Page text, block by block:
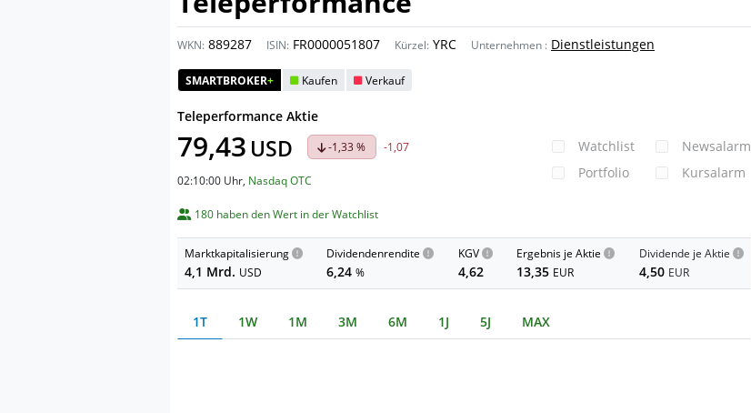
WKN: 889287 ISIN: FR0000051807 Kürzel: YRC Unternehmen : Dienstleistungen
SMARTBROKER+ Kaufen Verkauf
Teleperformance Aktie
79,43 USD -1,33 % -1,07
02:10:00 Uhr, Nasdaq OTC
Watchlist
Portfolio
Newsalarm
Kursalarm
180 haben den Wert in der Watchlist
Marktkapitalisierung
4,1 Mrd. USD
Dividendenrendite
6,24%
KGV
4,62
Ergebnis je Aktie
13,35 EUR
Dividende je Aktie
4,50 EUR
1T 1W 1M 3M 6M 1J 5J MAX